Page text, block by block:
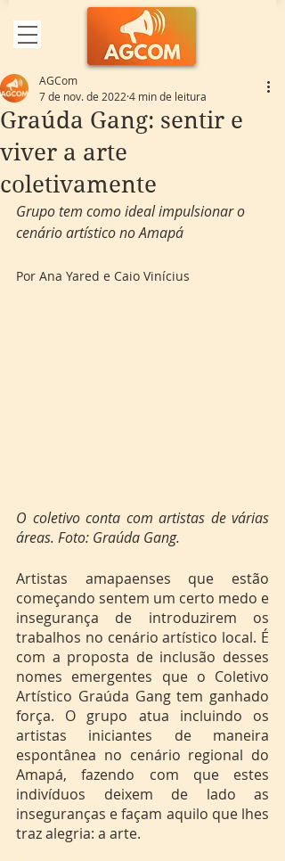
Graúda Gang: sentir e
viver a arte
coletivamente
AGCom
7 de nov. de 2022 4 min de leitura
Grupo tem como ideal impulsionar o
cenário artístico no Amapá
Por Ana Yared e Caio Vinícius
O coletivo conta com artistas de várias
áreas. Foto: Graúda Gang.
Artistas amapaenses que estão
começando sentem um certo medo e
insegurança de introduzirem os
trabalhos no cenário artístico local. É
com a proposta de inclusão desses
nomes emergentes que o Coletivo
Artístico Graúda Gang tem ganhado
força. O grupo atua incluindo os
artistas iniciantes de maneira
espontânea no cenário regional do
Amapá, fazendo com que estes
indivíduos deixem de lado as
inseguranças e façam aquilo que lhes
traz alegria: a arte.